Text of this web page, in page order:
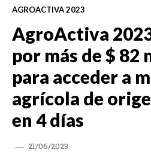
AGROACTIVA 2023
AgroActiva
por más de $ 82
para acceder a
agrícola de
en 4 días
21/06/2023